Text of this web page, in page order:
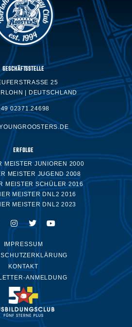
GESCHÄFTSSTELLE
25
| DEUTSCHLAND
02371.24698
ERFOLGE
MEISTER JUNIOREN 2000
MEISTER JUGEND 2008
MEISTER SCHÜLER 2016
MEISTER DNL2 2016
MEISTER DNL2 2023
IMPRESSUM
KONTAKT
ANMELDUNG